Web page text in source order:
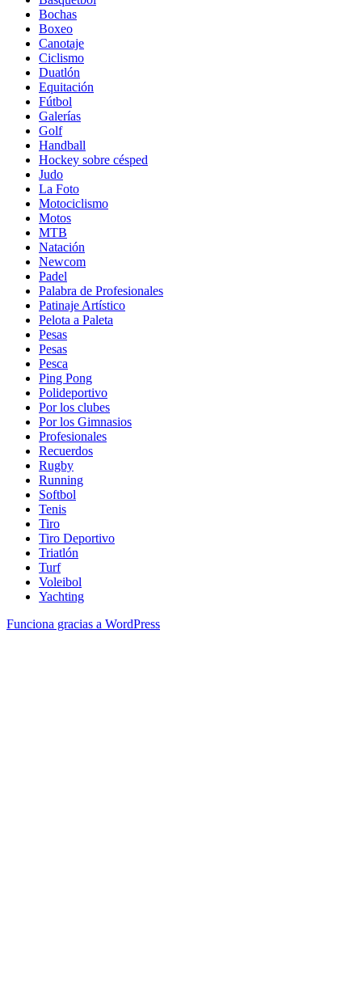
Bochas
Boxeo
Canotaje
Ciclismo
Duatlón
Equitación
Fútbol
Galerías
Golf
Handball
Hockey sobre césped
Judo
La Foto
Motociclismo
Motos
MTB
Natación
Newcom
Padel
Palabra de Profesionales
Patinaje Artístico
Pelota a Paleta
Pesas
Pesas
Pesca
Ping Pong
Polideportivo
Por los clubes
Por los Gimnasios
Profesionales
Recuerdos
Rugby
Running
Softbol
Tenis
Tiro
Tiro Deportivo
Triatlón
Turf
Voleibol
Yachting
Funciona gracias a WordPress